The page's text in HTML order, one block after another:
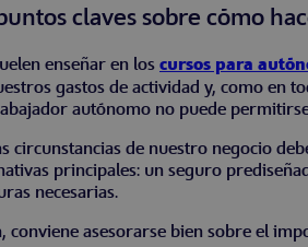
claves sobre cómo
enseñar en los cursos para
gastos de actividad y, como en
autónomo no puede
circunstancias de nuestro negocio
principales: un seguro
necesarias.
conviene asesorarse bien sobre el